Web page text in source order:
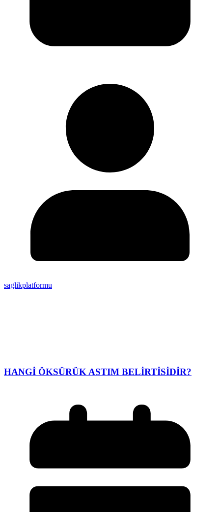
saglikplatformu
HANGİ ÖKSÜRÜK ASTIM BELİRTİSİDİR?